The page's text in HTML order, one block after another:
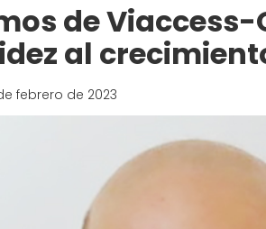
de
al
febrero de 2023